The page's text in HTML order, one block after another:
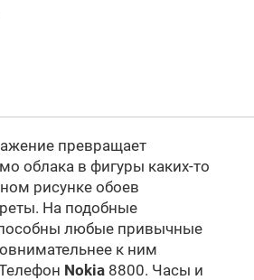
превращает
облака в фигуры каких-то
рисунке обоев
На подобные
любые привычные
к ним
Nokia 8800. Часы и